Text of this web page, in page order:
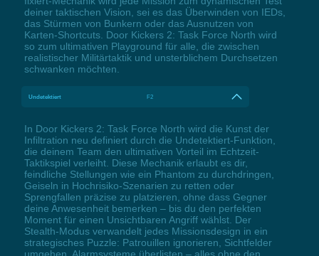
deiner taktischen Vision, sei es das Überwinden von IEDs,
das Stürmen von Bunkern oder das Ausnutzen von
Karten-Shortcuts. Door Kickers 2: Task Force North wird
so zum ultimativen Playground für alle, die zwischen
realistischer Militärtaktik und unsterblichem Durchsetzen
schwanken möchten.
Undetektiert F2
In Door Kickers 2: Task Force North wird die Kunst der
Infiltration neu definiert durch die Undetektiert-Funktion,
die deinem Team den ultimativen Vorteil im Echtzeit-
Taktikspiel verleiht. Diese Mechanik erlaubt es dir,
feindliche Stellungen wie ein Phantom zu durchdringen,
Geiseln in Hochrisiko-Szenarien zu retten oder
Sprengfallen präzise zu platzieren, ohne dass Gegner
deine Anwesenheit bemerken – bis du den perfekten
Moment für einen Unsichtbaren Angriff wählst. Der
Stealth-Modus verwandelt jedes Missionsdesign in ein
strategisches Puzzle: Patrouillen ignorieren, Sichtfelder